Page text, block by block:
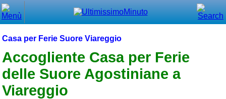
Casa per Ferie Suore Viareggio
Accogliente Casa per Ferie
delle Suore Agostiniane a
Viareggio
Menù principale
⌂ Home
🕐 Last Minute
🕐 First Minute